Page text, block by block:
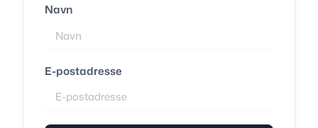
Navn
E-postadresse